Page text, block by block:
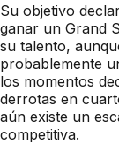
Su objetivo
ganar un Grand
su talento,
probablemente
los momentos
derrotas en
aún existe un
competitiva.